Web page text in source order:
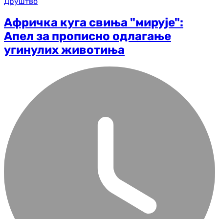
Афричка куга свиња "мирује":
Апел за прописно одлагање
угинулих животиња